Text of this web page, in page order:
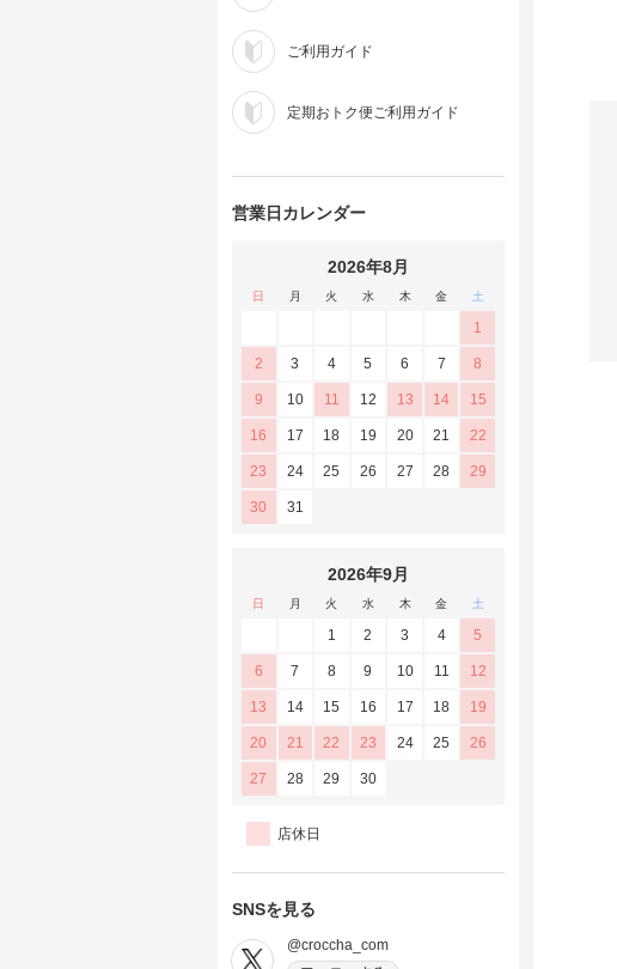
ご利用ガイド
定期おトク便ご利用ガイド
営業日カレンダー
2026年8月
日 月 火 水 木 金 土
1
2 3 4 5 6 7 8
9 10 11 12 13 14 15
16 17 18 19 20 21 22
23 24 25 26 27 28 29
30 31
2026年9月
日 月 火 水 木 金 土
1 2 3 4 5
6 7 8 9 10 11 12
13 14 15 16 17 18 19
20 21 22 23 24 25 26
27 28 29 30
店休日
SNSを見る
@croccha_com